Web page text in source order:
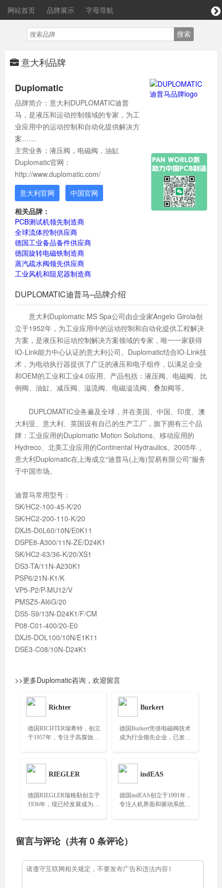
网站首页 品牌展示 字母导航
意大利品牌
Duplomatic
品牌简介：意大利DUPLOMATIC迪普
马，是液压和运动控制领域的专家，为工
业应用中的运动控制和自动化提供解决方
案……
主营业务：液压阀，电磁阀，油缸
Duplomatic官网：
http://www.duplomatic.com/
意大利官网
中国官网
相关品牌：
PCB测试机领先制造商
全球流体控制供应商
德国工业备品备件供应商
德国旋转电磁铁制造商
蒸汽疏水阀领先供应商
工业风机和阻尼器制造商
DUPLOMATIC迪普马–品牌介绍
意大利Duplomatic MS Spa公司由企业家Angelo Girola创
立于1952年，为工业应用中的运动控制和自动化提供工程解决
方案，是液压和运动控制解决方案领域的专家，唯一一家获得
IO-Link能力中心认证的意大利公司。Duplomatic结合IO-Link技
术，为电动执行器提供了广泛的液压和电子组件，以满足企业
和OEM的工业和工业4.0应用。产品包括：液压阀、电磁阀、比
例阀、油缸、减压阀、溢流阀、电磁溢流阀、叠加阀等。
DUPLOMATIC业务遍及全球，并在美国、中国、印度、澳
大利亚、意大利、英国设有自己的生产工厂，旗下拥有三个品
牌：工业应用的Duplomatic Motion Solutions、移动应用的
Hydreco、北美工业应用的Continental Hydraulics。2005年，
意大利Duplomatic在上海成立“迪普马(上海)贸易有限公司”服务
于中国市场。
迪普马常用型号：
SK/HC2-100-45-K/20
SK/HC2-200-110-K/20
DXJ5-D0L60/10N/E0K11
DSPE8-A300/11N-ZE/D24K1
SK/HC2-63/36-K/20/XS1
DS3-TA/11N-A230K1
PSP6/21N-K1/K
VP5-P2/P-MU12/V
PMSZ5-AI6G/20
DS5-S9/13N-D24K1/F/CM
P08-C01-400/20-E0
DXJ5-DOL100/10N/E1K11
DSE3-C08/10N-D24K1
>>更多Duplomatic咨询，欢迎留言
Richter
德国RICHTER瑞希特，创立
于1957年，专注于高腐蚀
Burkert
德国Burkert凭借电磁阀技术
成为行业领先企业，已发展
RIEGLER
德国RIEGLER瑞格勒创立于
1936年，现已经发展成为在
indEAS
德国indEAS创立于1991年，
专注人机界面和驱动系统解
留言与评论（共有0条评论）